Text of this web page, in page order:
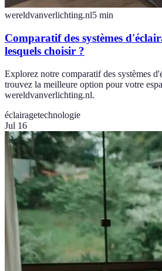
wereldvanverlichting.nl5 min
Comparatif des systèmes
lesquels choisir ?
Explorez notre comparatif des systèmes
trouvez la meilleure option pour votre
wereldvanverlichting.nl.
éclairagetechnologie
Jul 16